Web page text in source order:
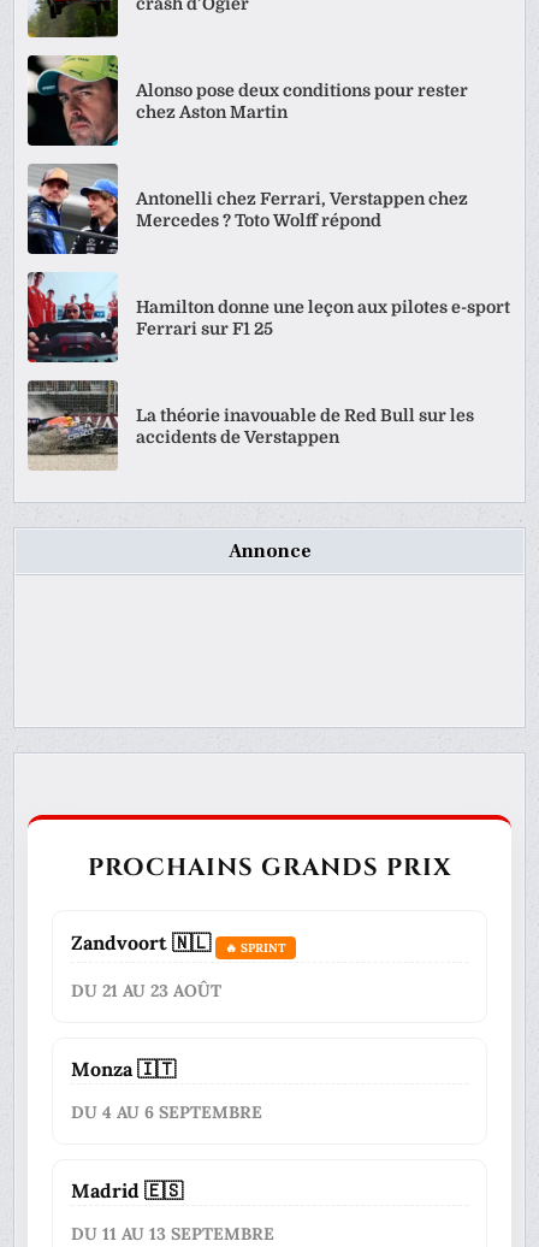
Alonso pose deux conditions pour rester
chez Aston Martin
Antonelli chez Ferrari, Verstappen chez
Mercedes ? Toto Wolff répond
Hamilton donne une leçon aux pilotes e-sport
Ferrari sur F1 25
La théorie inavouable de Red Bull sur les
accidents de Verstappen
Annonce
PROCHAINS GRANDS PRIX
Zandvoort 🇳🇱 🔥 SPRINT
DU 21 AU 23 AOÛT
Monza 🇮🇹
DU 4 AU 6 SEPTEMBRE
Madrid 🇪🇸
DU 11 AU 13 SEPTEMBRE